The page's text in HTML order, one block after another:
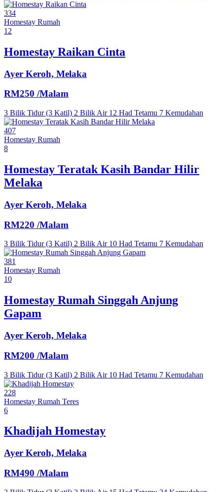
334
Homestay Rumah
12
Homestay Raikan Cinta
Ayer Keroh, Melaka
RM250 /Malam
3 Bilik Tidur (3 Katil) 2 Bilik Air 12 Had Tetamu 7 Kemudahan
407
Homestay Rumah
8
Homestay Teratak Kasih Bandar Hilir
Melaka
Ayer Keroh, Melaka
RM220 /Malam
3 Bilik Tidur (3 Katil) 2 Bilik Air 10 Had Tetamu 7 Kemudahan
381
Homestay Rumah
10
Homestay Rumah Singgah Anjung
Gapam
Ayer Keroh, Melaka
RM200 /Malam
3 Bilik Tidur (3 Katil) 2 Bilik Air 10 Had Tetamu 7 Kemudahan
228
Homestay Rumah Teres
6
Khadijah Homestay
Ayer Keroh, Melaka
RM490 /Malam